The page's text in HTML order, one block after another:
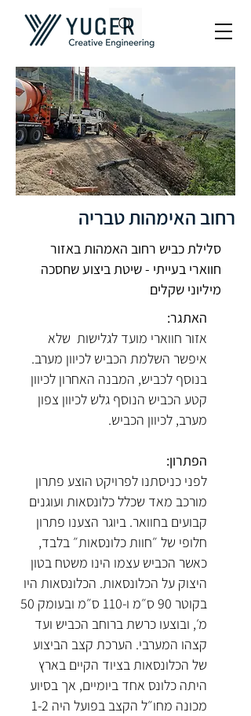
רחוב האימהות טבריה
סלילת כביש רחוב האמהות באזור
חווארי בעייתי - שיטת ביצוע שחסכה
מיליוני שקלים
האתגר:
אזור חווארי מועד לגלישות שלא
איפשר השלמת הכביש לכיוון מערב.
בנוסף לכביש, המבנה האחרון לכיוון
קטע הכביש הנוסף גלש לכיוון צפון
מערב, לכיוון הכביש.
הפתרון:
לפני כניסתנו לפרויקט הוצע פתרון
מורכב מאד שכלל כלונסאות ועוגנים
קבועים בחוואר. ביוגר הצענו פתרון
חלופי של ״חוות כלונסאות״ בלבד,
כאשר הכביש עצמו הינו משטח בטון
היצוק על הכלונסאות. הכלונסאות היו
בקוטר 90 ס״מ ו-110 ס״מ ובעומק 50
מ׳, ובוצעו כרשת ברוחב הכביש ועד
קצהו המערבי. הערכת קצב הביצוע
של הכלונסאות בציוד הקיים בארץ
היתה כלונס אחד ביומיים, אך בסיוע
מכונה מחו״ל הקצב בפועל היה 1-2